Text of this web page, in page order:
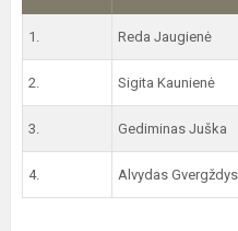
1. Reda Jaugienė
2. Sigita Kaunienė
3. Gediminas Juška
4. Alvydas Gvergždys